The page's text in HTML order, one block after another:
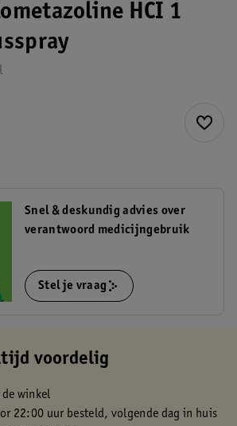
HCI 1
Snel & deskundig advies over
verantwoord medicijngebruik
Stel je vraag
voordelig
de winkel
22:00 uur besteld, volgende dag in huis